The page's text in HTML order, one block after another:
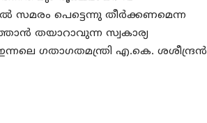
സമരം പെട്ടെന്നു തീര്‍ക്കണമെന്ന
തയാറാവുന്ന സ്വകാര്യ
ഗതാഗതമന്ത്രി എ.കെ. ശശീന്ദ്രന്‍